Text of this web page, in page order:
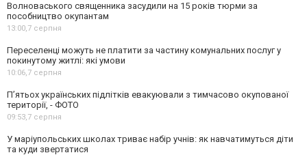
Волноваського священника засудили на 15 років тюрми за
пособництво окупантам
13:00,7 серпня
Переселенці можуть не платити за частину комунальних послуг у
покинутому житлі: які умови
10:06,7 серпня
П’ятьох українських підлітків евакуювали з тимчасово окупованої
території, - ФОТО
09:53,7 серпня
У маріупольських школах триває набір учнів: як навчатимуться діти
та куди звертатися